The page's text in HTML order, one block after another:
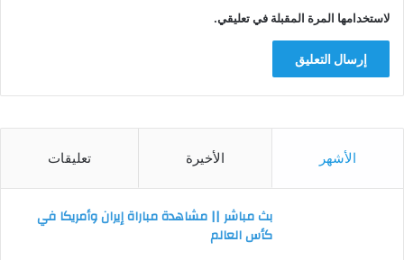
لاستخدامها المرة المقبلة في تعليقي.
الأشهر الأخيرة تعليقات
بث مباشر || مشاهدة مباراة إيران وأمريكا في
كأس العالم